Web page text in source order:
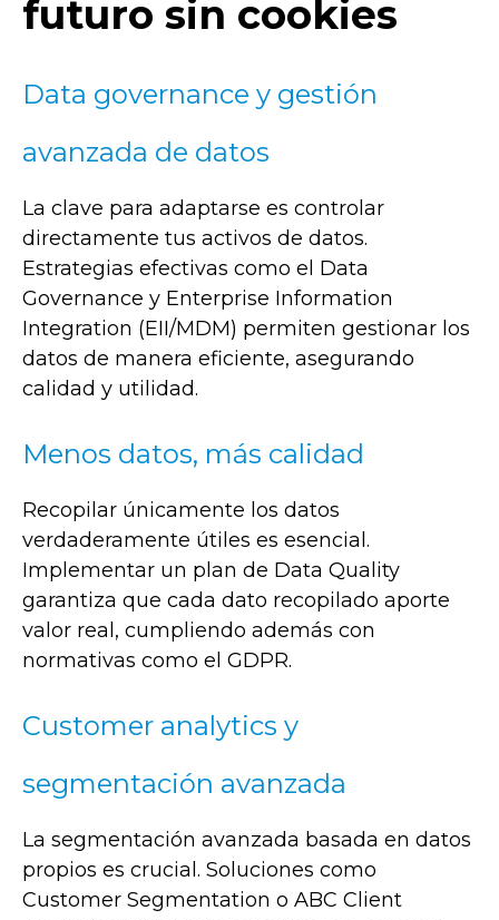
futuro sin cookies
Data governance y gestión
avanzada de datos
La clave para adaptarse es controlar
directamente tus activos de datos.
Estrategias efectivas como el Data
Governance y Enterprise Information
Integration (EII/MDM) permiten gestionar los
datos de manera eficiente, asegurando
calidad y utilidad.
Menos datos, más calidad
Recopilar únicamente los datos
verdaderamente útiles es esencial.
Implementar un plan de Data Quality
garantiza que cada dato recopilado aporte
valor real, cumpliendo además con
normativas como el GDPR.
Customer analytics y
segmentación avanzada
La segmentación avanzada basada en datos
propios es crucial. Soluciones como
Customer Segmentation o ABC Client